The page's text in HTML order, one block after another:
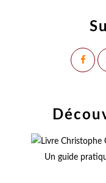
Un guide